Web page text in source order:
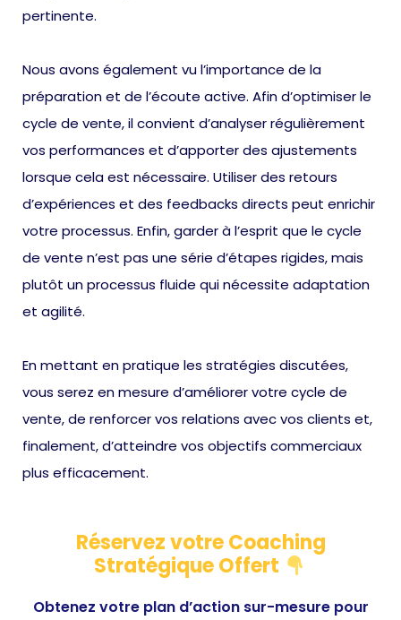
pertinente.
Nous avons également vu l’importance de la
préparation et de l’écoute active. Afin d’optimiser le
cycle de vente, il convient d’analyser régulièrement
vos performances et d’apporter des ajustements
lorsque cela est nécessaire. Utiliser des retours
d’expériences et des feedbacks directs peut enrichir
votre processus. Enfin, garder à l’esprit que le cycle
de vente n’est pas une série d’étapes rigides, mais
plutôt un processus fluide qui nécessite adaptation
et agilité.
En mettant en pratique les stratégies discutées,
vous serez en mesure d’améliorer votre cycle de
vente, de renforcer vos relations avec vos clients et,
finalement, d’atteindre vos objectifs commerciaux
plus efficacement.
Réservez votre Coaching
Stratégique Offert
Obtenez votre plan d’action sur-mesure pour